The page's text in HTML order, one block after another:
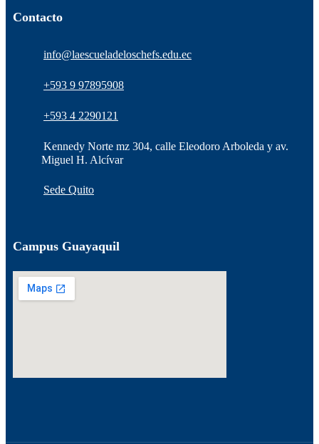
Contacto
info@laescueladeloschefs.edu.ec
+593 9 97895908
+593 4 2290121
Kennedy Norte mz 304, calle Eleodoro Arboleda y av.
Miguel H. Alcívar
Sede Quito
Campus Guayaquil